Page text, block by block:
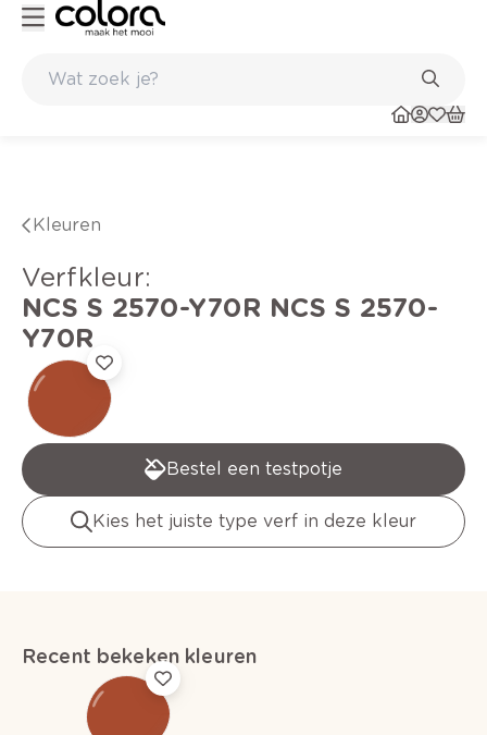
Kleuren
verfkleur:
NCS S 2570-Y70R NCS S 2570-
Y70R
Bestel een testpotje
Kies het juiste type verf in deze kleur
Recent bekeken kleuren